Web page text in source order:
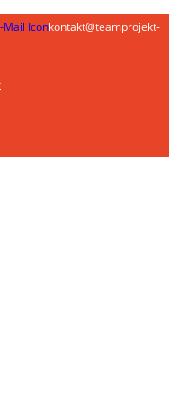
kontakt@teamprojekt-